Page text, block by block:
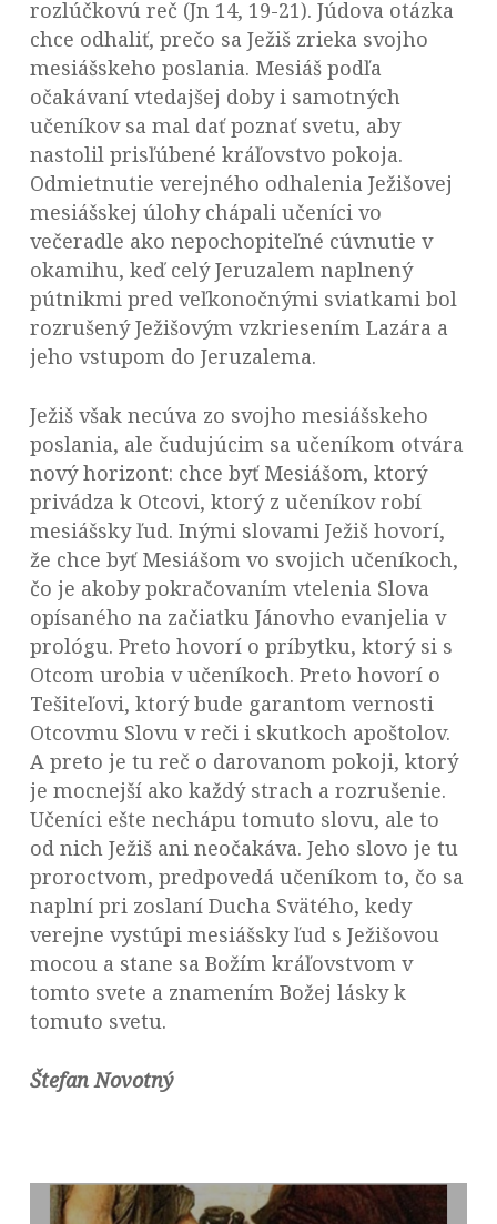
rozlúčkovú reč (Jn 14, 19-21). Júdova otázka
chce odhaliť, prečo sa Ježiš zrieka svojho
mesiášskeho poslania. Mesiáš podľa
očakávaní vtedajšej doby i samotných
učeníkov sa mal dať poznať svetu, aby
nastolil prisľúbené kráľovstvo pokoja.
Odmietnutie verejného odhalenia Ježišovej
mesiášskej úlohy chápali učeníci vo
večeradle ako nepochopiteľné cúvnutie v
okamihu, keď celý Jeruzalem naplnený
pútnikmi pred veľkonočnými sviatkami bol
rozrušený Ježišovým vzkriesením Lazára a
jeho vstupom do Jeruzalema.
Ježiš však necúva zo svojho mesiášskeho
poslania, ale čudujúcim sa učeníkom otvára
nový horizont: chce byť Mesiášom, ktorý
privádza k Otcovi, ktorý z učeníkov robí
mesiášsky ľud. Inými slovami Ježiš hovorí,
že chce byť Mesiášom vo svojich učeníkoch,
čo je akoby pokračovaním vtelenia Slova
opísaného na začiatku Jánovho evanjelia v
prológu. Preto hovorí o príbytku, ktorý si s
Otcom urobia v učeníkoch. Preto hovorí o
Tešiteľovi, ktorý bude garantom vernosti
Otcovmu Slovu v reči i skutkoch apoštolov.
A preto je tu reč o darovanom pokoji, ktorý
je mocnejší ako každý strach a rozrušenie.
Učeníci ešte nechápu tomuto slovu, ale to
od nich Ježiš ani neočakáva. Jeho slovo je tu
proroctvom, predpovedá učeníkom to, čo sa
naplní pri zoslaní Ducha Svätého, kedy
verejne vystúpi mesiášsky ľud s Ježišovou
mocou a stane sa Božím kráľovstvom v
tomto svete a znamením Božej lásky k
tomuto svetu.
Štefan Novotný